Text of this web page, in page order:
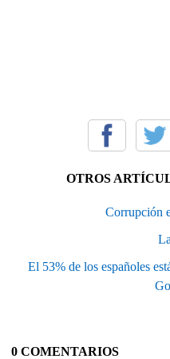
OTROS
Corrupción
El 53% de los españoles
0 COMENTARIOS